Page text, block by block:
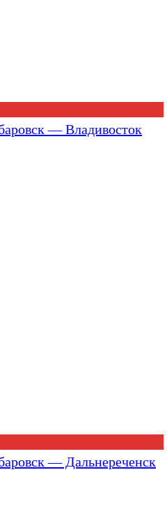
— Владивосток
— Дальнереченск